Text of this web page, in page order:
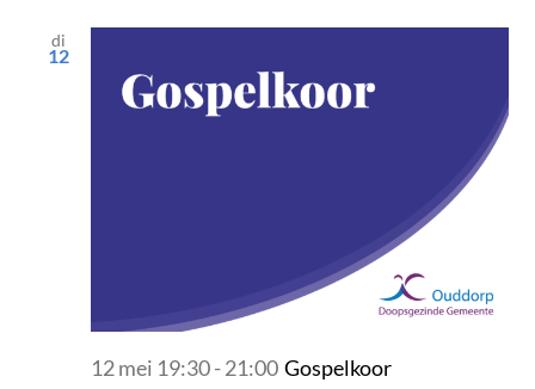
di
12
12 mei 19:30-21:00 Gospelkoor